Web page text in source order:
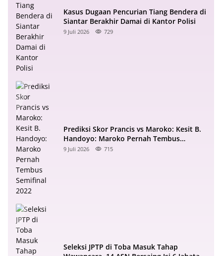
Kasus Dugaan Pencurian Tiang Bendera di
Siantar Berakhir Damai di Kantor Polisi
9 Juli 2026 729
Prediksi Skor Prancis vs Maroko: Kesit B.
Handoyo: Maroko Pernah Tembus
Semifinal 2022
9 Juli 2026 715
Seleksi JPTP di Toba Masuk Tahap